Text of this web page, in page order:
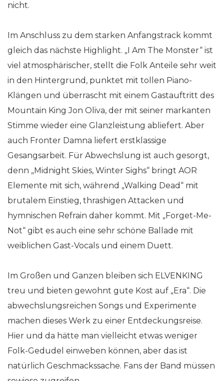
nicht.
Im Anschluss zu dem starken Anfangstrack kommt
gleich das nächste Highlight. „I Am The Monster“ ist
viel atmosphärischer, stellt die Folk Anteile sehr weit
in den Hintergrund, punktet mit tollen Piano-
Klängen und überrascht mit einem Gastauftritt des
Mountain King Jon Oliva, der mit seiner markanten
Stimme wieder eine Glanzleistung abliefert. Aber
auch Fronter Damna liefert erstklassige
Gesangsarbeit. Für Abwechslung ist auch gesorgt,
denn „Midnight Skies, Winter Sighs“ bringt AOR
Elemente mit sich, während „Walking Dead“ mit
brutalem Einstieg, thrashigen Attacken und
hymnischen Refrain daher kommt. Mit „Forget-Me-
Not“ gibt es auch eine sehr schöne Ballade mit
weiblichen Gast-Vocals und einem Duett.
Im Großen und Ganzen bleiben sich ELVENKING
treu und bieten gewohnt gute Kost auf „Era“. Die
abwechslungsreichen Songs und Experimente
machen dieses Werk zu einer Entdeckungsreise.
Hier und da hätte man vielleicht etwas weniger
Folk-Gedudel einweben können, aber das ist
natürlich Geschmackssache. Fans der Band müssen